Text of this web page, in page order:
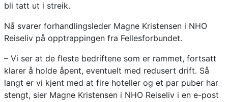
bli tatt ut i streik.
Nå svarer forhandlingsleder Magne Kristensen i NHO
Reiseliv på opptrappingen fra Fellesforbundet.
– Vi ser at de fleste bedriftene som er rammet, fortsatt
klarer å holde åpent, eventuelt med redusert drift. Så
langt er vi kjent med at fire hoteller og et par puber har
stengt, sier Magne Kristensen i NHO Reiseliv i en e-post